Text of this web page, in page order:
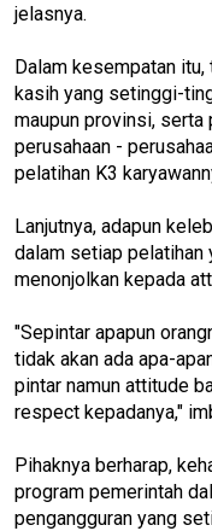
jelasnya.
Dalam kesempatan
kasih yang setinggi-
maupun provinsi, serta
perusahaan -
pelatihan K3
Lanjutnya, adapun
dalam setiap pelatihan
menonjolkan kepada
"Sepintar apapun
tidak akan ada apa-
pintar namun attitude
respect kepadanya,"
Pihaknya berharap,
program pemerintah
pengangguran yang